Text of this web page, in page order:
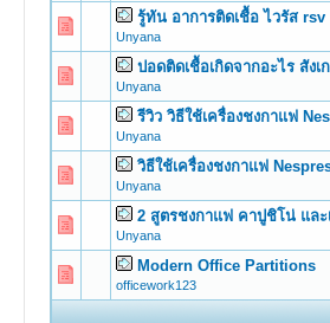
รู้ทัน อาการติดเชื้อ ไวรัส rsv
Unyana
ปอดติดเชื้อเกิดจากอะไร สัง
Unyana
รีวิว วิธีใช้เครื่องชงกาแฟ
Unyana
วิธีใช้เครื่องชงกาแฟ
Unyana
2 สูตรชงกาแฟ คาปูชิโน่ แล
Unyana
Modern Office Partitions
officework123